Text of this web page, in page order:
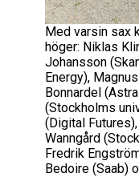
Med varsin sax
höger: Niklas
Johansson
Energy),
Bonnardel
(Stockholms
(Digital
Wanngård
Fredrik
Bedoire (Saab)